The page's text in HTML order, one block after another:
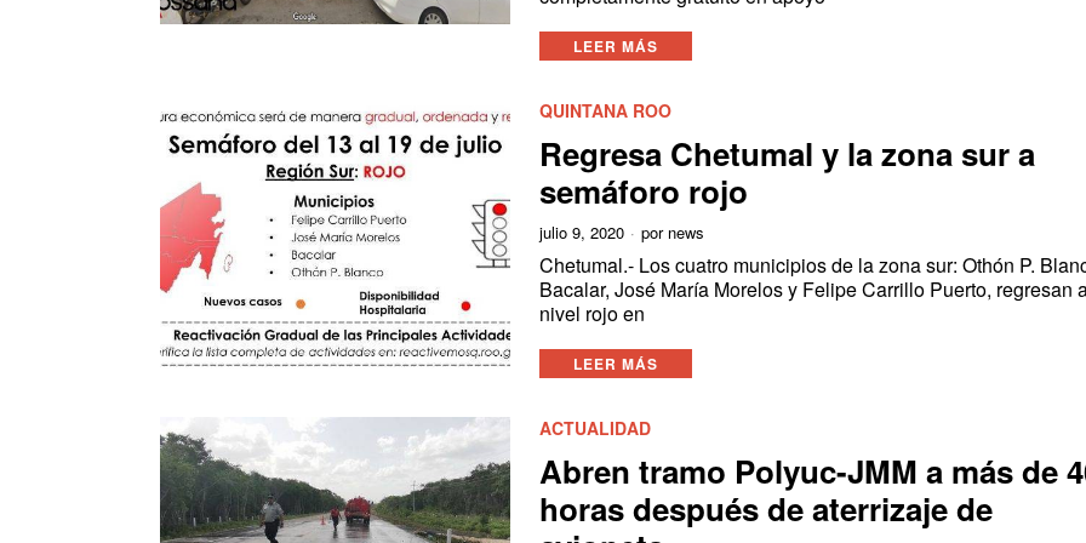
LEER MÁS
QUINTANA ROO
Regresa Chetumal y la zona sur a
semáforo rojo
julio 9, 2020 por news
Chetumal.- Los cuatro municipios de la zona sur: Othón P.
Bacalar, José María Morelos y Felipe Carrillo Puerto, regresan
nivel rojo en
LEER MÁS
ACTUALIDAD
Abren tramo Polyuc-JMM a más de
horas después de aterrizaje de